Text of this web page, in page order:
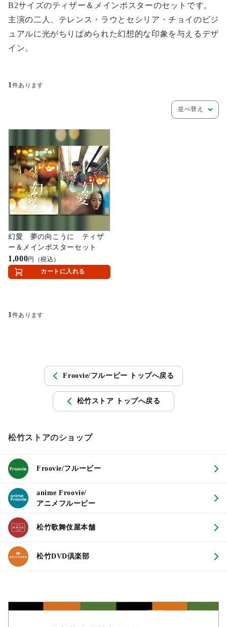
B2サイズのティザー＆メインポスターのセットです。
主演の二人、テレンス・ラウとセシリア・チョイのビジ
ュアルに光がちりばめられた幻想的な印象を与えるデザ
イン。
1 件あります
並べ替え
幻愛 夢の向こうに ティザ
ー＆メインポスターセット
1,000円（税込）
カートに入れる
1 件あります
Froovie/フルービー トップへ戻る
松竹ストア トップへ戻る
松竹ストアのショップ
Froovie/フルービー
anime Froovie/
アニメフルービー
松竹歌舞伎屋本舗
松竹DVD倶楽部